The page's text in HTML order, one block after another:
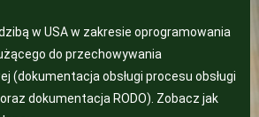
w USA w zakresie oprogramowania
do przechowywania
(dokumentacja obsługi procesu obsługi
dokumentacja RODO). Zobacz jak